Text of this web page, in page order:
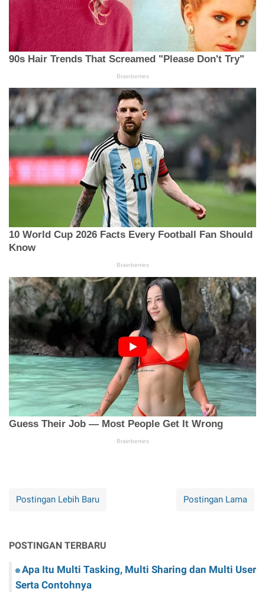
Postingan Lebih Baru Postingan Lama
POSTINGAN TERBARU
Apa Itu Multi Tasking, Multi Sharing dan Multi User
Serta Contohnya